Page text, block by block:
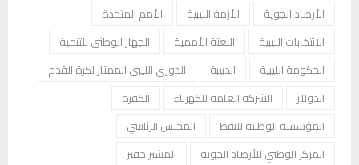
الأرصاد الجوية
الأزمة الليبية
الأمم المتحدة
الانتخابات الليبية
البعثة الأممية
الجهاز الوطني للتنمية
الحكومة الليبية
الدبيبة
الدوري الليبي الممتاز لكرة القدم
الدولار
الشركة العامة للكهرباء
الكفرة
المؤسسة الوطنية للنفط
المجلس الرئاسي
المركز الوطني للأرصاد الجوية
المشير حفتر